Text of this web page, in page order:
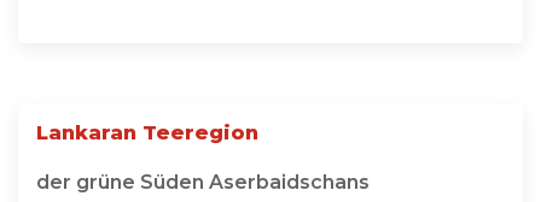
Lankaran Teeregion
der grüne Süden Aserbaidschans